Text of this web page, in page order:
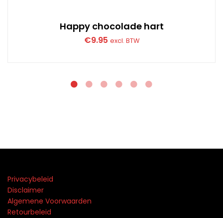
Happy chocolade hart
€9.95 excl. BTW
Privacybeleid
Disclaimer
Algemene Voorwaarden
Retourbeleid